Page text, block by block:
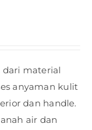
dari material
anyaman kulit
dan handle.
air dan